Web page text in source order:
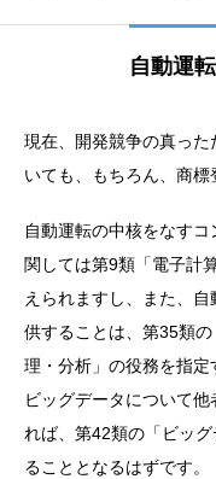
自動運
現在、開発競争の真っ
いても、もちろん、商標
自動運転の中核をなす
関しては第9類「電子計
えられますし、また、
供することは、第35類
理・分析」の役務を指定
ビッグデータについて
れば、第42類の「ビッ
ることとなるはずです。